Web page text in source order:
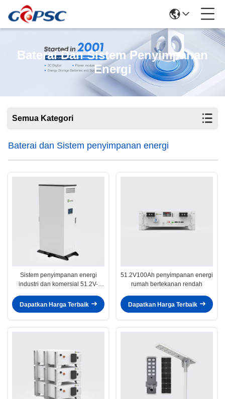
Baterai Dan Sistem Penyimpanan
Energi
Semua Kategori
Baterai dan Sistem penyimpanan energi
Sistem penyimpanan energi
industri dan komersial 51.2V-
Dapatkan Harga Terbaik
51.2V100Ah penyimpanan energi
rumah bertekanan rendah
Dapatkan Harga Terbaik